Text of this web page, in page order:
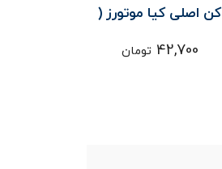
کن اصلی کیا موتورز (
اپيروس
42,700 تومان